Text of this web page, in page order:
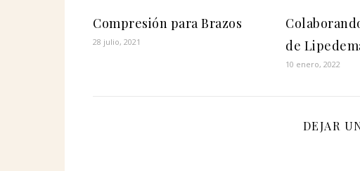
Compresión para Brazos
28 julio, 2021
de
10 enero, 2022
DEJAR